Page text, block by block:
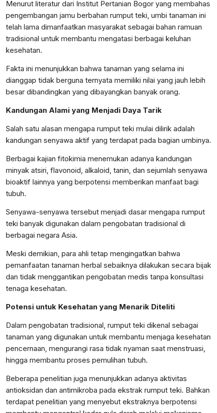
Menurut literatur dari Institut Pertanian Bogor yang membahas
pengembangan jamu berbahan rumput teki, umbi tanaman ini
telah lama dimanfaatkan masyarakat sebagai bahan ramuan
tradisional untuk membantu mengatasi berbagai keluhan
kesehatan.
Fakta ini menunjukkan bahwa tanaman yang selama ini
dianggap tidak berguna ternyata memiliki nilai yang jauh lebih
besar dibandingkan yang dibayangkan banyak orang.
Kandungan Alami yang Menjadi Daya Tarik
Salah satu alasan mengapa rumput teki mulai dilirik adalah
kandungan senyawa aktif yang terdapat pada bagian umbinya.
Berbagai kajian fitokimia menemukan adanya kandungan
minyak atsiri, flavonoid, alkaloid, tanin, dan sejumlah senyawa
bioaktif lainnya yang berpotensi memberikan manfaat bagi
tubuh.
Senyawa-senyawa tersebut menjadi dasar mengapa rumput
teki banyak digunakan dalam pengobatan tradisional di
berbagai negara Asia.
Meski demikian, para ahli tetap mengingatkan bahwa
pemanfaatan tanaman herbal sebaiknya dilakukan secara bijak
dan tidak menggantikan pengobatan medis tanpa konsultasi
tenaga kesehatan.
Potensi untuk Kesehatan yang Menarik Diteliti
Dalam pengobatan tradisional, rumput teki dikenal sebagai
tanaman yang digunakan untuk membantu menjaga kesehatan
pencernaan, mengurangi rasa tidak nyaman saat menstruasi,
hingga membantu proses pemulihan tubuh.
Beberapa penelitian juga menunjukkan adanya aktivitas
antioksidan dan antimikroba pada ekstrak rumput teki. Bahkan
terdapat penelitian yang menyebut ekstraknya berpotensi